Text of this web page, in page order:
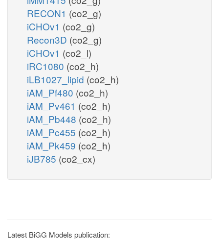
RECON1 (co2_g)
iCHOv1 (co2_g)
Recon3D (co2_g)
iCHOv1 (co2_l)
iRC1080 (co2_h)
iLB1027_lipid (co2_h)
iAM_Pf480 (co2_h)
iAM_Pv461 (co2_h)
iAM_Pb448 (co2_h)
iAM_Pc455 (co2_h)
iAM_Pk459 (co2_h)
iJB785 (co2_cx)
Latest BiGG Models publication: